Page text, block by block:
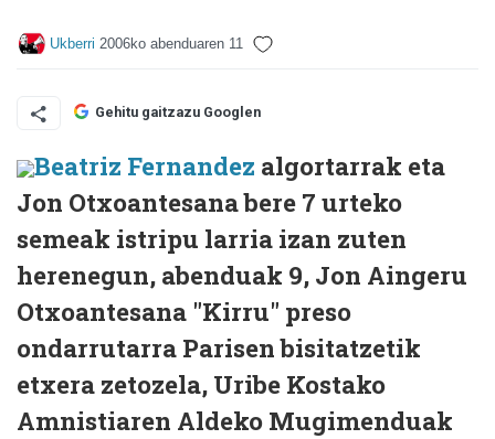
Ukberri 2006ko abenduaren 11
Gehitu gaitzazu Googlen
Beatriz Fernandez algortarrak eta
Jon Otxoantesana bere 7 urteko
semeak istripu larria izan zuten
herenegun, abenduak 9, Jon Aingeru
Otxoantesana "Kirru" preso
ondarrutarra Parisen bisitatzetik
etxera zetozela, Uribe Kostako
Amnistiaren Aldeko Mugimenduak